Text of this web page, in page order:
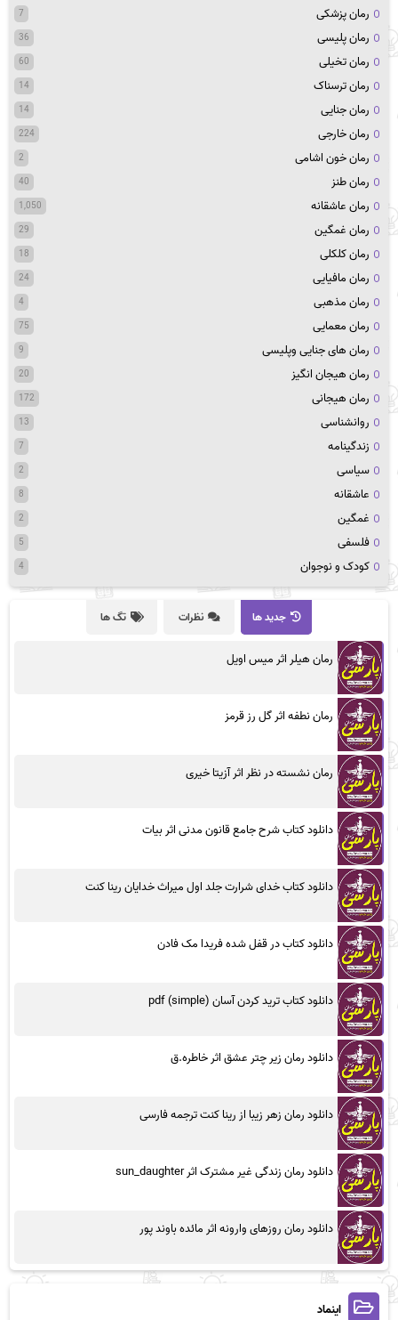
رمان پزشکی 7
رمان پلیسی 36
رمان تخیلی 60
رمان ترسناک 14
رمان جنایی 14
رمان خارجی 224
رمان خون اشامی 2
رمان طنز 40
رمان عاشقانه 1,050
رمان غمگین 29
رمان کلکلی 18
رمان مافیایی 24
رمان مذهبی 4
رمان معمایی 75
رمان های جنایی وپلیسی 9
رمان هیجان انگیز 20
رمان هیجانی 172
روانشناسی 13
زندگینامه 7
سیاسی 2
عاشقانه 8
غمگین 2
فلسفی 5
کودک و نوجوان 4
جدید ها نظرات تگ ها
رمان هیلر اثر میس اویل
رمان نطفه اثر گل رز قرمز
رمان نشسته در نظر اثر آزیتا خیری
دانلود کتاب شرح جامع قانون مدنی اثر بیات
دانلود کتاب خدای شرارت جلد اول میراث خدایان رینا کنت
دانلود کتاب در قفل شده فریدا مک فادن
دانلود کتاب ترید کردن آسان (simple) pdf
دانلود رمان زیر چتر عشق اثر خاطره.ق
دانلود رمان زهر زیبا از رینا کنت ترجمه فارسی
دانلود رمان زندگی غیر مشترک اثر sun_daughter
دانلود رمان روزهای وارونه اثر مائده باوند پور
اینماد